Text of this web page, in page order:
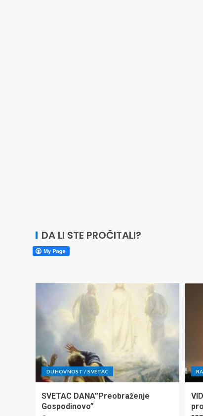
DA LI STE PROČITALI?
DUHOVNOST / SVETAC
SVETAC DANA”Preobraženje
Gospodinovo”